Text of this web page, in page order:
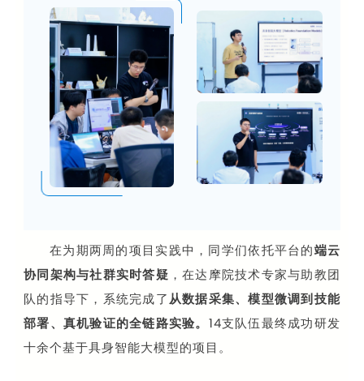
在为期两周的项目实践中，同学们依托平台的端云
协同架构与社群实时答疑 ，在达摩院技术专家与助教团
队的指导下，系统完成了从数据采集、模型微调到技能
部署、真机验证的全链路实验。 14支队伍最终成功研发
十余个基于具身智能大模型的项目。